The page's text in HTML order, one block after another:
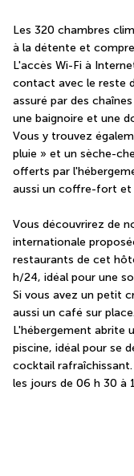
Les 320 chambres
à la détente et
L'accès Wi-Fi à
contact avec le reste
assuré par des
une baignoire et une
Vous y trouvez
pluie » et un sèche-
offerts par
aussi un coffre-fort et
Vous découvrirez de
internationale
restaurants de cet
h/24, idéal pour une
Si vous avez un petit
aussi un café sur
L'hébergement abrite
piscine, idéal pour se
cocktail
les jours de 06 h 30 à